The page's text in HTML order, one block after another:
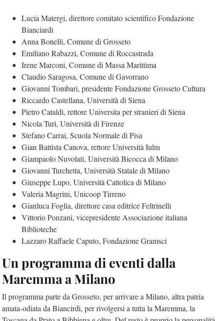
Lucia Matergi, direttore comitato scientifico Fondazione
Bianciardi
Anna Bonelli, Comune di Grosseto
Emiliano Rabazzi, Comune di Roccastrada
Irene Marconi, Comune di Massa Marittima
Claudio Saragosa, Comune di Gavorrano
Giovanni Tombari, presidente Fondazione Grosseto Cultura
Riccardo Castellana, Università di Siena
Pietro Cataldi, rettore Universita per stranieri di Siena
Nicola Turi, Università di Firenze
Stefano Carrai, Scuola Normale di Pisa
Gian Battista Canova, rettore Università Iulm
Giampaolo Nuvolati, Università Bicocca di Milano
Giovanni Turchetta, Università Statale di Milano
Giuseppe Lupo, Università Cattolica di Milano
Valeria Magrini, Unicoop Tirreno
Gianluca Foglia, direttore casa editrice Feltrinelli
Vittorio Ponzani, vicepresidente Associazione italiana
Biblioteche
Lazzaro Raffaele Caputo, Fondazione Gramsci
Un programma di eventi dalla
Maremma a Milano
Il programma parte da Grosseto, per arrivare a Milano, altra patria
amata-odiata da Biancirdi, per rivolgersi a tutta la Maremma, la